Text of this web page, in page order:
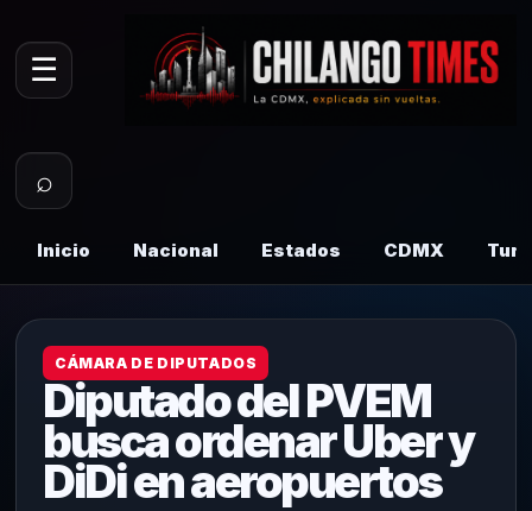
☰
⌕
Inicio Nacional Estados CDMX
CÁMARA DE DIPUTADOS
Diputado del PVEM
busca ordenar Uber y
DiDi en aeropuertos